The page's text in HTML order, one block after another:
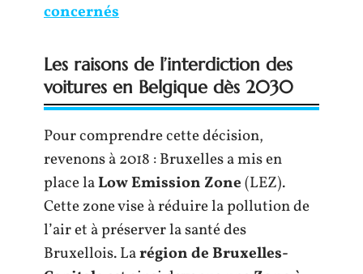
concernés
Les raisons de l’interdiction des
voitures en Belgique dès 2030
Pour comprendre cette décision,
revenons à 2018 : Bruxelles a mis en
place laLow Emission Zone(LEZ).
Cette zone vise à réduire la pollution de
l’air et à préserver la santé des
Bruxellois. Larégion de Bruxelles-